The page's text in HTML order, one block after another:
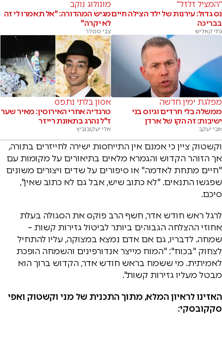
"המציל זלזל"
נס גדול: עירנות של ילד הצילה חיים
בבריכה
נתי קאליש
מונולוג נוקב
מגיש המהדורה: "אל תאמרו לי זה
לא יקרה"
צבי טסלר
מפלגת ימין חדשה
ממשלה בלי חרדים וגיוס בני
ישיבות: זה הקו של ארדן
אבי יעקב
אסון בלתי נתפס
טרגדיה אחרי האירוסין: מאיר שער
ז"ל נהרג בתאונת רייזר
אלי יעקובוביץ
וקשטוק ציין כי אמנם אין התייחסות ישירה לחייזרים בתורה,
אך הזוהר הקדוש והגמרא מלאים בתיאורים על מקומות עם
"חיים מתחת לאדמה" או סיפורים על שדים ויצורים משונים
שפגשו התנאים. "לא כתוב שיש, אבל גם לא כתוב שאין",
סיכם.
לרגל ראש חודש אדר, חשף הרב פוקס את הסגולה בעלת
אחוזי ההצלחה הגבוהים ביותר לביטול גזירות קשות –
שמחה. לדבריו, גם אם אדם נמצא במצוקה, עליו להתחיל
לצחוק "בכוח": "המוח מייצר אנדורפינים והשמחה הופכת
לאמיתית. מי ששמח בראש חודש אדר, הקדוש ברוך הוא
מבטל מעליו גזירות קשות".
האזינו לראיון המלא, מתוך התכנית של מני וקשטוק ואפי
סקקובסקי: